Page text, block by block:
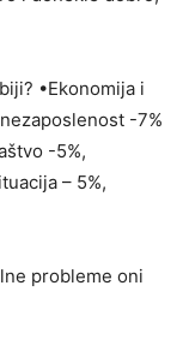
•Ekonomija i
-7%
-5%,
– 5%,
probleme oni